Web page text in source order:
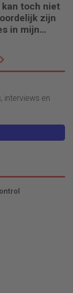
kan toch niet
zijn
in mijn
interviews en